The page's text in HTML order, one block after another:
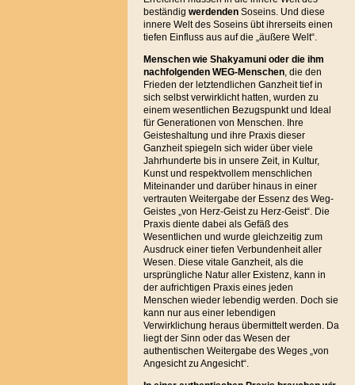
beständig werdendenSoseins. Und diese
innere Welt des Soseins übt ihrerseits einen
tiefen Einfluss aus auf die „äußere Welt“.
Menschen wie Shakyamuni oder die ihm
nachfolgenden WEG-Menschen, die den
Frieden der letztendlichen Ganzheit tief in
sich selbst verwirklicht hatten, wurden zu
einem wesentlichen Bezugspunkt und Ideal
für Generationen von Menschen. Ihre
Geisteshaltung und ihre Praxis dieser
Ganzheit spiegeln sich wider über viele
Jahrhunderte bis in unsere Zeit, in Kultur,
Kunst und respektvollem menschlichen
Miteinander und darüber hinaus in einer
vertrauten Weitergabe der Essenz des Weg-
Geistes „von Herz-Geist zu Herz-Geist“. Die
Praxis diente dabei als Gefäß des
Wesentlichen und wurde gleichzeitig zum
Ausdruck einer tiefen Verbundenheit aller
Wesen. Diese vitale Ganzheit, als die
ursprüngliche Natur aller Existenz, kann in
der aufrichtigen Praxis eines jeden
Menschen wieder lebendig werden. Doch sie
kann nur aus einer lebendigen
Verwirklichung heraus übermittelt werden. Da
liegt der Sinn oder das Wesen der
authentischen Weitergabe des Weges „von
Angesicht zu Angesicht“.